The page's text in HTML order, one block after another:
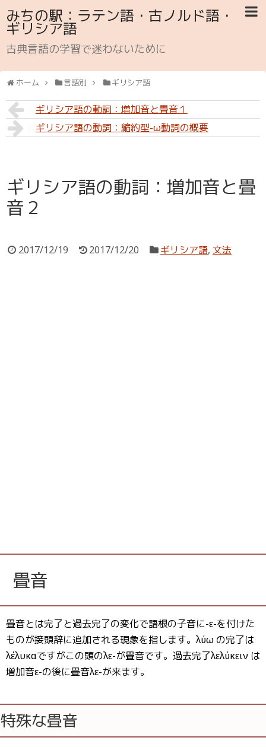
みちの駅：ラテン語・古ノルド語・
ギリシア語
古典言語の学習で迷わないために
ホーム 言語別 ギリシア語
ギリシア語の動詞：増加音と畳音１
ギリシア語の動詞：縮約型-ω動詞の概要
ギリシア語の動詞：増加音と畳
音２
2017/12/19 2017/12/20 ギリシア語, 文法
畳音
畳音とは完了と過去完了の変化で語根の子音に-ε-を付けた
ものが接頭辞に追加される現象を指します。λύω の完了は
λέλυκαですがこの頭のλε-が畳音です。過去完了ἐλελύκειν は
増加音ε-の後に畳音λε-が来ます。
特殊な畳音